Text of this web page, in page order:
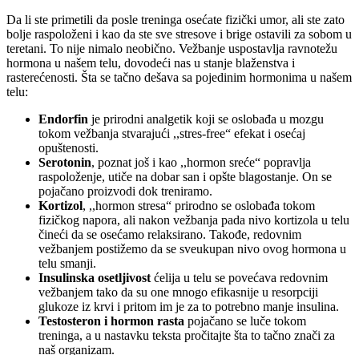
Da li ste primetili da posle treninga osećate fizički umor, ali ste zato
bolje raspoloženi i kao da ste sve stresove i brige ostavili za sobom u
teretani. To nije nimalo neobično. Vežbanje uspostavlja ravnotežu
hormona u našem telu, dovodeći nas u stanje blaženstva i
rasterećenosti. Šta se tačno dešava sa pojedinim hormonima u našem
telu:
Endorfin je prirodni analgetik koji se oslobađa u mozgu
tokom vežbanja stvarajući ,,stres-free“ efekat i osećaj
opuštenosti.
Serotonin, poznat još i kao ,,hormon sreće“ popravlja
raspoloženje, utiče na dobar san i opšte blagostanje. On se
pojačano proizvodi dok treniramo.
Kortizol, ,,hormon stresa“ prirodno se oslobađa tokom
fizičkog napora, ali nakon vežbanja pada nivo kortizola u telu
čineći da se osećamo relaksirano. Takođe, redovnim
vežbanjem postižemo da se sveukupan nivo ovog hormona u
telu smanji.
Insulinska osetljivost ćelija u telu se povećava redovnim
vežbanjem tako da su one mnogo efikasnije u resorpciji
glukoze iz krvi i pritom im je za to potrebno manje insulina.
Testosteron i hormon rasta pojačano se luče tokom
treninga, a u nastavku teksta pročitajte šta to tačno znači za
naš organizam.